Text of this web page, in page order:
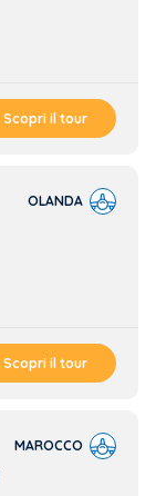
Scopri il tour
OLANDA
Scopri il tour
MAROCCO